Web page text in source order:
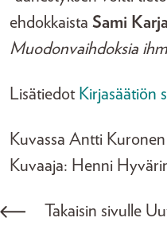
ehdokkaista Sami
Muodonvaihdoksia
Lisätiedot Kirjasäätiön
Kuvassa Antti
Kuvaaja: Henni
Takaisin sivulle